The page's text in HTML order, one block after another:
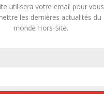
utilisera votre email pour vous
les dernières actualités du
monde Hors-Site.